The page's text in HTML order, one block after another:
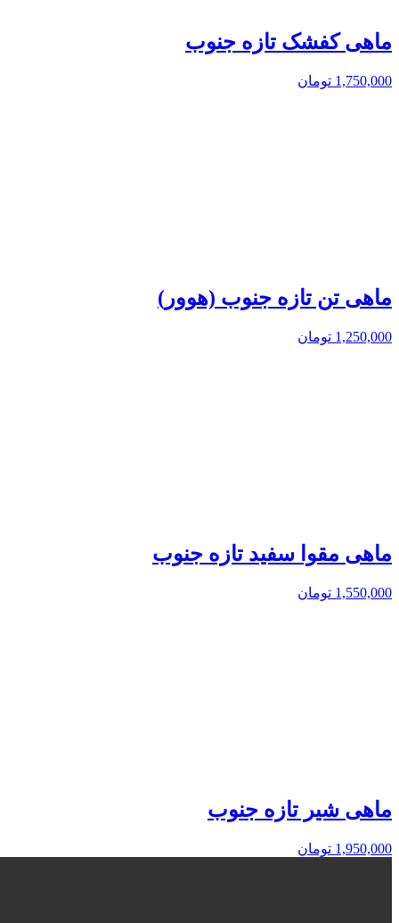
ماهی کفشک تازه جنوب
1,750,000 تومان
ماهی تن تازه جنوب (هوور)
1,250,000 تومان
ماهی مقوا سفید تازه جنوب
1,550,000 تومان
ماهی شیر تازه جنوب
1,950,000 تومان